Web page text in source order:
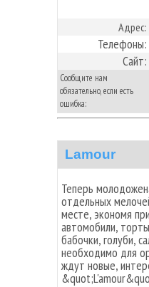
Адрес:
Телефоны:
Сайт:
Сообщите нам
обязательно, если есть
ошибка:
Lamour
Теперь
отдельных
месте, экономя
автомобили,
бабочки, голуби,
необходимо для
ждут новые,